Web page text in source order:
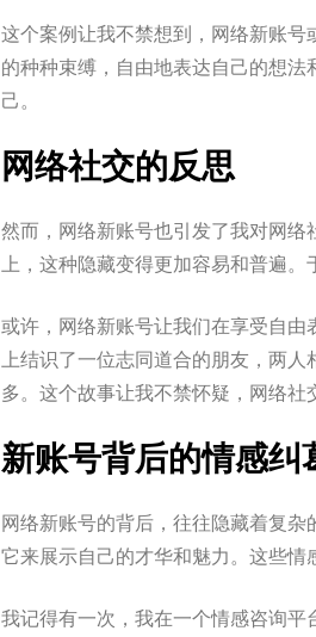
这个案例让我不禁想到，网络新账
的种种束缚，自由地表达自己的想
己。
网络社交的反思
然而，网络新账号也引发了我对网
上，这种隐藏变得更加容易和普遍
或许，网络新账号让我们在享受自
上结识了一位志同道合的朋友，两
多。这个故事让我不禁怀疑，网络社
新账号背后的情感纠
网络新账号的背后，往往隐藏着复
它来展示自己的才华和魅力。这些情
我记得有一次，我在一个情感咨询平